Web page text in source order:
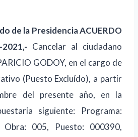
de la Presidencia ACUERDO
Cancelar al ciudadano
GODOY, en el cargo de
(Puesto Excluído), a partir
del presente año, en la
siguiente: Programa:
005, Puesto: 000390,